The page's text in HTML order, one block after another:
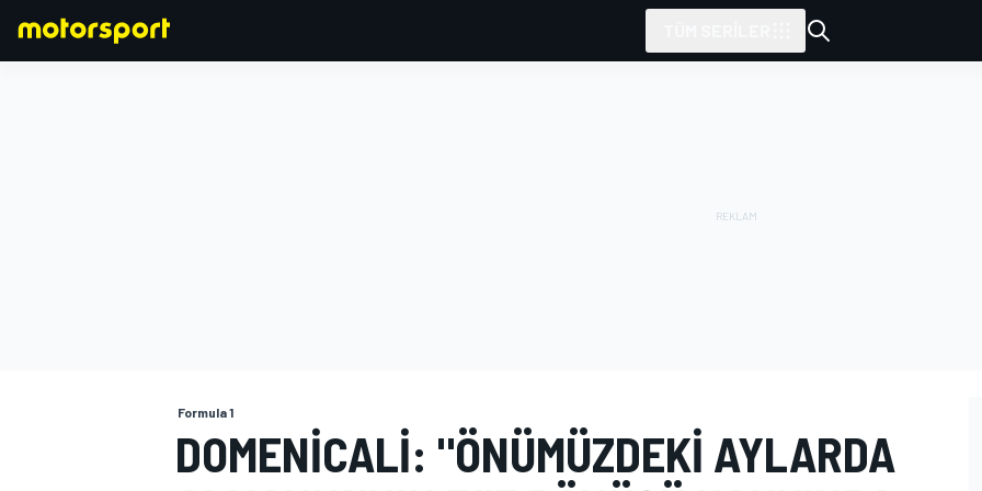
Formula 1
DOMENICALI: "ÖNÜMÜZDEKI AYLARDA